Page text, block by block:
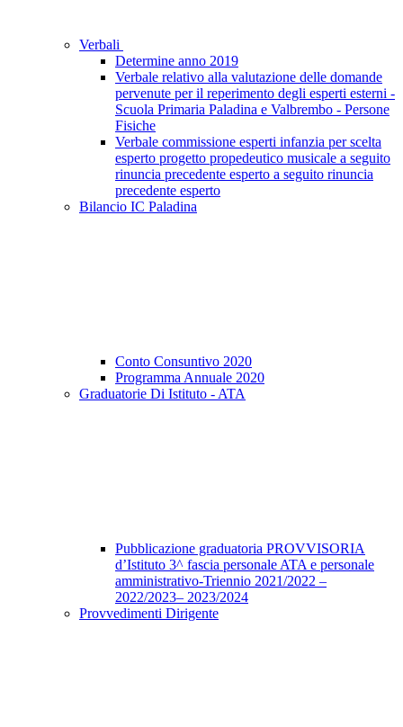
Verbali
Determine anno 2019
Verbale relativo alla valutazione delle domande
pervenute per il reperimento degli esperti esterni -
Scuola Primaria Paladina e Valbrembo - Persone
Fisiche
Verbale commissione esperti infanzia per scelta
esperto progetto propedeutico musicale a seguito
rinuncia precedente esperto a seguito rinuncia
precedente esperto
Bilancio IC Paladina
Conto Consuntivo 2020
Programma Annuale 2020
Graduatorie Di Istituto - ATA
Pubblicazione graduatoria PROVVISORIA
d’Istituto 3^ fascia personale ATA e personale
amministrativo-Triennio 2021/2022 –
2022/2023– 2023/2024
Provvedimenti Dirigente